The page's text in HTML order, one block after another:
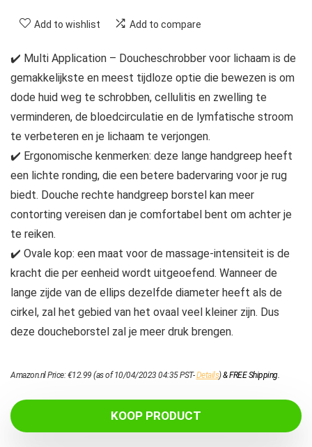
Add to wishlist Add to compare
✔️ Multi Application – Doucheschrobber voor lichaam is de
gemakkelijkste en meest tijdloze optie die bewezen is om
dode huid weg te schrobben, cellulitis en zwelling te
verminderen, de bloedcirculatie en de lymfatische stroom
te verbeteren en je lichaam te verjongen.
✔️ Ergonomische kenmerken: deze lange handgreep heeft
een lichte ronding, die een betere badervaring voor je rug
biedt. Douche rechte handgreep borstel kan meer
contorting vereisen dan je comfortabel bent om achter je
te reiken.
✔️ Ovale kop: een maat voor de massage-intensiteit is de
kracht die per eenheid wordt uitgeoefend. Wanneer de
lange zijde van de ellips dezelfde diameter heeft als de
cirkel, zal het gebied van het ovaal veel kleiner zijn. Dus
deze doucheborstel zal je meer druk brengen.
Amazon.nl Price:€12.99 (as of 10/04/2023 04:35 PST-Details)&FREE Shipping.
KOOP PRODUCT